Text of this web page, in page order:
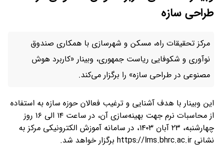
طراحی سازه
مرکز تحقیقات راه، مسکن و شهرسازی با همکاری صندوق
نوآوری و شکوفایی ریاست جمهوری، وبینار «کاربرد هوش
مصنوعی در طراحی سازه» را برگزار می‌کند.
این وبینار با هدف آشنایی و ترغیب فعالان حوزه سازه به استفاده
از محاسبات نرم جهت بهینه‌سازی آن، در ساعت ۱۴ الی ۱۶ روز
چهارشنبه، ۲۳ آبان ۱۴۰۳، در سامانه آموزش الکترونیکی مرکز به
نشانی https://lms.bhrc.ac.ir برگزار خواهد شد.